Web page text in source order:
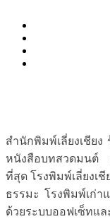
สำนักพิมพ์เลี่ยงเชีย
หนังสือบทสวดมนต์
ที่สุด โรงพิมพ์เลี่ยงเ
ธรรมะ โรงพิมพ์เก่
ด้วยระบบออฟเซ็ทแล